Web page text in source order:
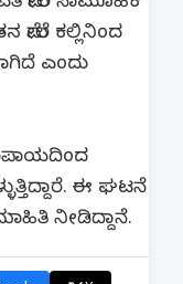
ಮೇಲೆ ಕಲ್ಲಿನಿಂದ
ಎಂದು
ಈ ಘಟನೆ
ನೀಡಿದ್ದಾನೆ.